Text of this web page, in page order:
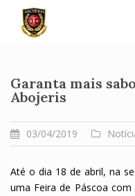
content
Garanta mais
Abojeris
03/04/2019
Até o dia 18 de abril, na
uma Feira de Páscoa